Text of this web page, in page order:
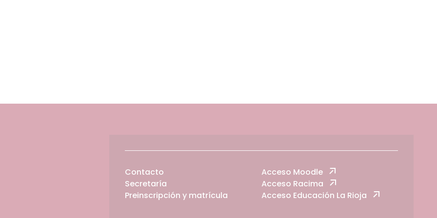
Contacto
Secretaría
Preinscripción y matrícula
Acceso Moodle
Acceso Racima
Acceso Educación La Rioja